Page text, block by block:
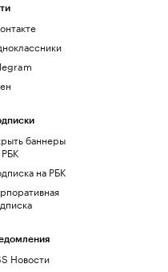
баннеры
РБК
на РБК
Новости